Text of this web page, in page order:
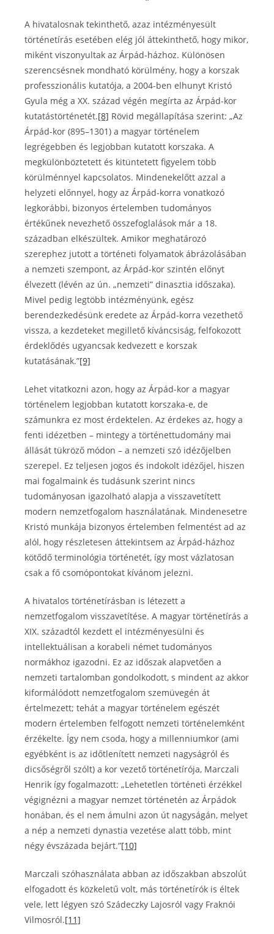
A hivatalosnak tekinthető, azaz intézményesült
történetírás esetében elég jól áttekinthető, hogy mikor,
miként viszonyultak az Árpád-házhoz. Különösen
szerencsésnek mondható körülmény, hogy a korszak
professzionális kutatója, a 2004-ben elhunyt Kristó
Gyula még a XX. század végén megírta az Árpád-kor
kutatástörténetét.[8] Rövid megállapítása szerint: „Az
Árpád-kor (895–1301) a magyar történelem
legrégebben és legjobban kutatott korszaka. A
megkülönböztetett és kitüntetett figyelem több
körülménnyel kapcsolatos. Mindenekelőtt azzal a
helyzeti előnnyel, hogy az Árpád-korra vonatkozó
legkorábbi, bizonyos értelemben tudományos
értékűnek nevezhető összefoglalások már a 18.
században elkészültek. Amikor meghatározó
szerephez jutott a történeti folyamatok ábrázolásában
a nemzeti szempont, az Árpád-kor szintén előnyt
élvezett (lévén az ún. „nemzeti” dinasztia időszaka).
Mivel pedig legtöbb intézményünk, egész
berendezkedésünk eredete az Árpád-korra vezethető
vissza, a kezdeteket megillető kíváncsiság, felfokozott
érdeklődés ugyancsak kedvezett e korszak
kutatásának.”[9]
Lehet vitatkozni azon, hogy az Árpád-kor a magyar
történelem legjobban kutatott korszaka-e, de
számunkra ez most érdektelen. Az érdekes az, hogy a
fenti idézetben – mintegy a történettudomány mai
állását tükröző módon – a nemzeti szó idézőjelben
szerepel. Ez teljesen jogos és indokolt idézőjel, hiszen
mai fogalmaink és tudásunk szerint nincs
tudományosan igazolható alapja a visszavetített
modern nemzetfogalom használatának. Mindenesetre
Kristó munkája bizonyos értelemben felmentést ad az
alól, hogy részletesen áttekintsem az Árpád-házhoz
kötődő terminológia történetét, így most vázlatosan
csak a fő csomópontokat kívánom jelezni.
A hivatalos történetírásban is létezett a
nemzetfogalom visszavetítése. A magyar történetírás a
XIX. századtól kezdett el intézményesülni és
intellektuálisan a korabeli német tudományos
normákhoz igazodni. Ez az időszak alapvetően a
nemzeti tartalomban gondolkodott, s mindent az akkor
kiformálódott nemzetfogalom szemüvegén át
értelmezett; tehát a magyar történelem egészét
modern értelemben felfogott nemzeti történelemként
érzékelte. Így nem csoda, hogy a millenniumkor (ami
egyébként is az időtlenített nemzeti nagyságról és
dicsőségről szólt) a kor vezető történetírója, Marczali
Henrik így fogalmazott: „Lehetetlen történeti érzékkel
végignézni a magyar nemzet történetén az Árpádok
honában, és el nem ámulni azon út nagyságán, melyet
a nép a nemzeti dynastia vezetése alatt több, mint
négy évszázada bejárt.”[10]
Marczali szóhasználata abban az időszakban abszolút
elfogadott és közkeletű volt, más történetírók is éltek
vele, lett légyen szó Szádeczky Lajosról vagy Fraknói
Vilmosról.[11]